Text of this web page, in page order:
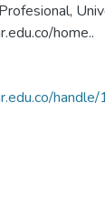
home..